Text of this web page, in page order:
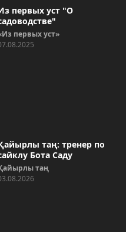
первых уст "О
первых уст»
таң: тренер по
Бота Саду
таң